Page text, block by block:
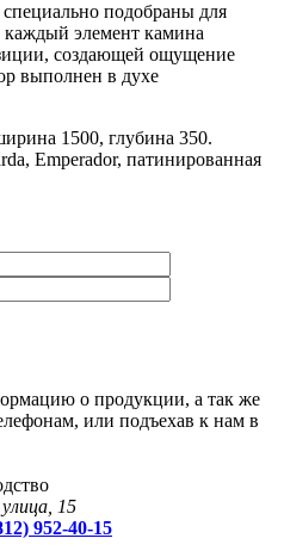
подобраны для
каждый элемент камина
создающей ощущение
выполнен в духе
1500, глубина 350.
Emperador, патинированная
о продукции, а так же
или подъехав к нам в
15
952-40-15